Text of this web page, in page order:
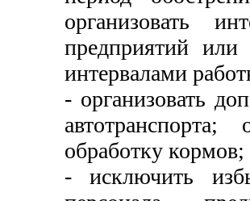
организовать
предприятий
интервалами
- организовать
автотранспорта;
обработку кормов;
- исключить